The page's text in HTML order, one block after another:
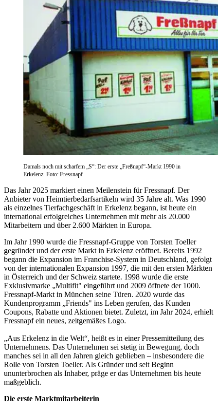
Damals noch mit scharfem „S“: Der erste „Freßnapf“-Markt 1990 in
Erkelenz. Foto: Fressnapf
Das Jahr 2025 markiert einen Meilenstein für Fressnapf. Der
Anbieter von Heimtierbedarfsartikeln wird 35 Jahre alt. Was 1990
als einzelnes Tierfachgeschäft in Erkelenz begann, ist heute ein
international erfolgreiches Unternehmen mit mehr als 20.000
Mitarbeitern und über 2.600 Märkten in Europa.
Im Jahr 1990 wurde die Fressnapf-Gruppe von Torsten Toeller
gegründet und der erste Markt in Erkelenz eröffnet. Bereits 1992
begann die Expansion im Franchise-System in Deutschland, gefolgt
von der internationalen Expansion 1997, die mit den ersten Märkten
in Österreich und der Schweiz startete. 1998 wurde die erste
Exklusivmarke „Multifit" eingeführt und 2009 öffnete der 1000.
Fressnapf-Markt in München seine Türen. 2020 wurde das
Kundenprogramm „Friends" ins Leben gerufen, das Kunden
Coupons, Rabatte und Aktionen bietet. Zuletzt, im Jahr 2024, erhielt
Fressnapf ein neues, zeitgemäßes Logo.
„Aus Erkelenz in die Welt“, heißt es in einer Pressemitteilung des
Unternehmens. Das Unternehmen sei stetig in Bewegung, doch
manches sei in all den Jahren gleich geblieben – insbesondere die
Rolle von Torsten Toeller. Als Gründer und seit Beginn
ununterbrochen als Inhaber, präge er das Unternehmen bis heute
maßgeblich.
Die erste Marktmitarbeiterin